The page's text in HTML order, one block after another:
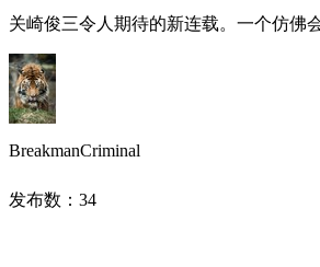
关崎俊三令人期待的新连载。一个仿佛
BreakmanCriminal
发布数： 34